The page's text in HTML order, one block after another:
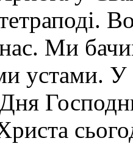
Ми
устами.